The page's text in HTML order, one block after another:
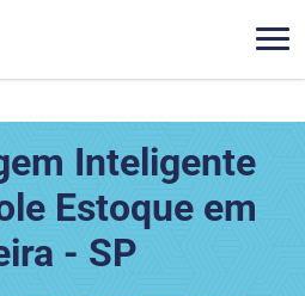
Inteligente
Estoque em
- SP